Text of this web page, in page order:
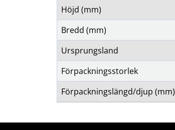
Höjd (mm)
Bredd (mm)
Ursprungsland
Förpackningsstorlek
Förpackningslängd/djup (mm)